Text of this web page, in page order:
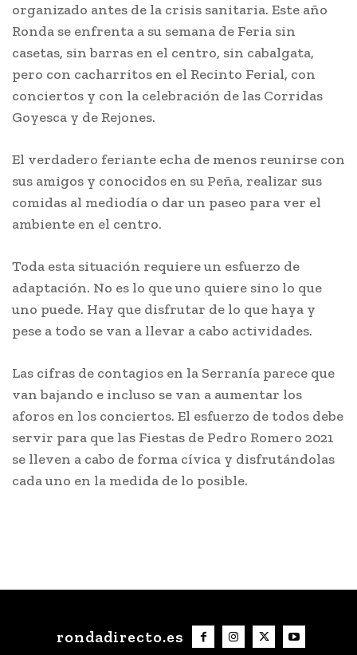
organizado antes de la crisis sanitaria. Este año
Ronda se enfrenta a su semana de Feria sin
casetas, sin barras en el centro, sin cabalgata,
pero con cacharritos en el Recinto Ferial, con
conciertos y con la celebración de las Corridas
Goyesca y de Rejones.
El verdadero feriante echa de menos reunirse con
sus amigos y conocidos en su Peña, realizar sus
comidas al mediodía o dar un paseo para ver el
ambiente en el centro.
Toda esta situación requiere un esfuerzo de
adaptación. No es lo que uno quiere sino lo que
uno puede. Hay que disfrutar de lo que haya y
pese a todo se van a llevar a cabo actividades.
Las cifras de contagios en la Serranía parece que
van bajando e incluso se van a aumentar los
aforos en los conciertos. El esfuerzo de todos debe
servir para que las Fiestas de Pedro Romero 2021
se lleven a cabo de forma cívica y disfrutándolas
cada uno en la medida de lo posible.
rondadirecto.es